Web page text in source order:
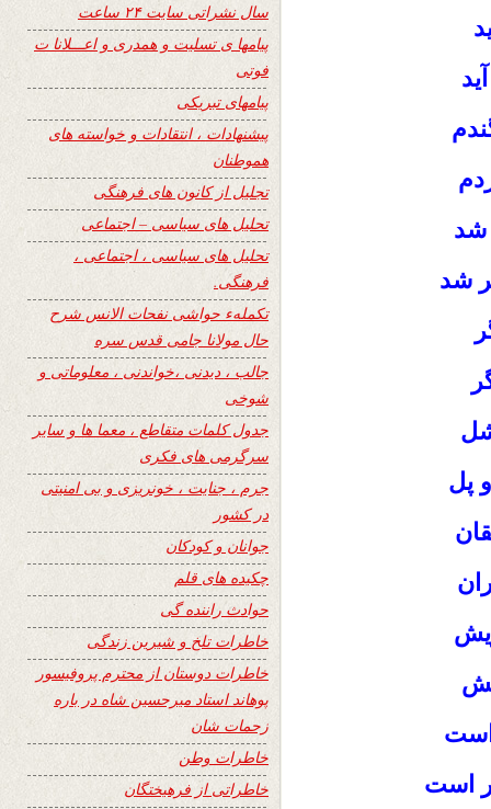
شد
شد
پل
است
است
سال نشراتی سایت ۲۴ ساعت
پیامها ی تسلیت و همدری و اعـــلانا ت
فوتی
پیامهای تبریکی
پیشنهادات ، انتقادات و خواسته های
هموطنان
تجلیل از کانون های فرهنگی
تحلیل های سیاسی – اجتماعی
تحلیل های سیاسی ، اجتماعی ،
فرهنگی.
تکملهء حواشی نفحات الانس شرح
حال مولانا جامی قدس سره
جالب ، دیدنی ،خواندنی ، معلوماتی و
شوخی
جدول کلمات متقاطع ، معما ها و سایر
سرگرمی های فکری
جرم ، جنایت ، خونریزی و بی امنیتی
در کشور
جوانان و کودکان
چکیده های قلم
حوادث راننده گی
خاطرات تلخ و شیرین زندگی
خاطرات دوستان از محترم پروفیسور
پوهاند استاد میرحسین شاه در باره
زحمات شان
خاطرات وطن
خاطراتی از فرهیختگان